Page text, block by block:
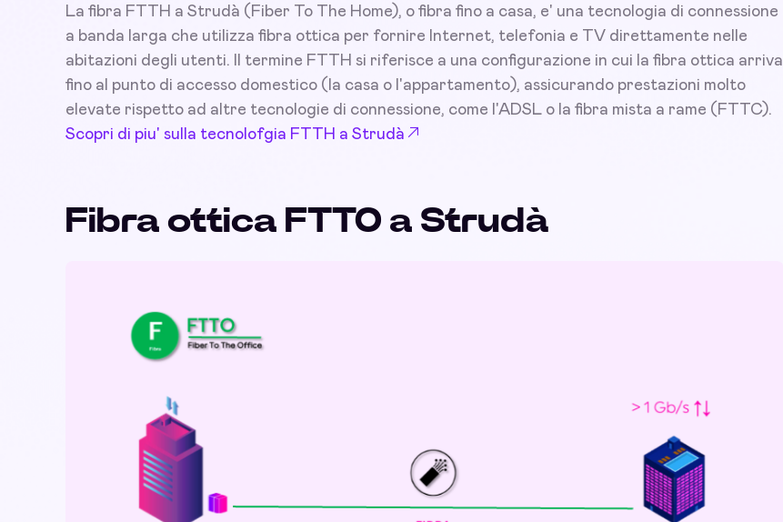
La fibra FTTH a Strudà (Fiber To The Home), o fibra fino a casa, e' una tecnologia di connessione
a banda larga che utilizza fibra ottica per fornire Internet, telefonia e TV direttamente nelle
abitazioni degli utenti. Il termine FTTH si riferisce a una configurazione in cui la fibra ottica arriva
fino al punto di accesso domestico (la casa o l'appartamento), assicurando prestazioni molto
elevate rispetto ad altre tecnologie di connessione, come l'ADSL o la fibra mista a rame (FTTC).
Scopri di piu' sulla tecnolofgia FTTH a Strudà
Fibra ottica FTTO a Strudà